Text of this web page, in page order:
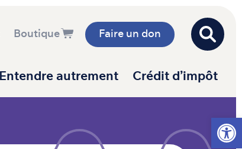
Ouvrir
Boutique Faire un don
Entendre autrement Crédit d’impôt